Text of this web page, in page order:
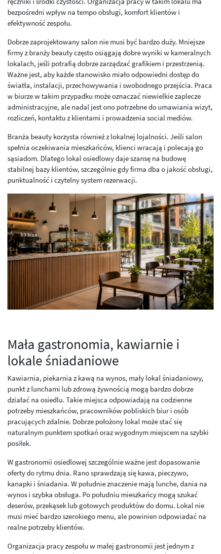
bezpośredni wpływ na tempo obsługi, komfort klientów i
efektywność zespołu.
Dobrze zaprojektowany salon nie musi być bardzo duży. Mniejsze
firmy z branży beauty często osiągają dobre wyniki w kameralnych
lokalach, jeśli potrafią dobrze zarządzać grafikiem i przestrzenią.
Ważne jest, aby każde stanowisko miało odpowiedni dostęp do
światła, instalacji, przechowywania i swobodnego przejścia. Praca
w biurze w takim przypadku może oznaczać niewielkie zaplecze
administracyjne, ale nadal jest ono potrzebne do umawiania wizyt,
rozliczeń, kontaktu z klientami i prowadzenia social mediów.
Branża beauty korzysta również z lokalnej lojalności. Jeśli salon
spełnia oczekiwania mieszkańców, klienci wracają i polecają go
sąsiadom. Dlatego lokal osiedlowy daje szansę na budowę
stabilnej bazy klientów, szczególnie gdy firma dba o jakość obsługi,
punktualność i czytelny system rezerwacji.
Mała gastronomia, kawiarnie i
lokale śniadaniowe
Kawiarnia, piekarnia z kawą na wynos, mały lokal śniadaniowy,
punkt z lunchami lub zdrową żywnością mogą bardzo dobrze
działać na osiedlu. Takie miejsca odpowiadają na codzienne
potrzeby mieszkańców, pracowników pobliskich biur i osób
pracujących zdalnie. Dobrze położony lokal może stać się
naturalnym punktem spotkań oraz wygodnym miejscem na szybki
posiłek.
W gastronomii osiedlowej szczególnie ważne jest dopasowanie
oferty do rytmu dnia. Rano sprawdzają się kawa, pieczywo,
kanapki i śniadania. W południe znaczenie mają lunche, dania na
wynos i szybka obsługa. Po południu mieszkańcy mogą szukać
deserów, przekąsek lub gotowych produktów do domu. Lokal nie
musi mieć bardzo szerokiego menu, ale powinien odpowiadać na
realne potrzeby klientów.
Organizacja pracy zespołu w małej gastronomii jest jednym z